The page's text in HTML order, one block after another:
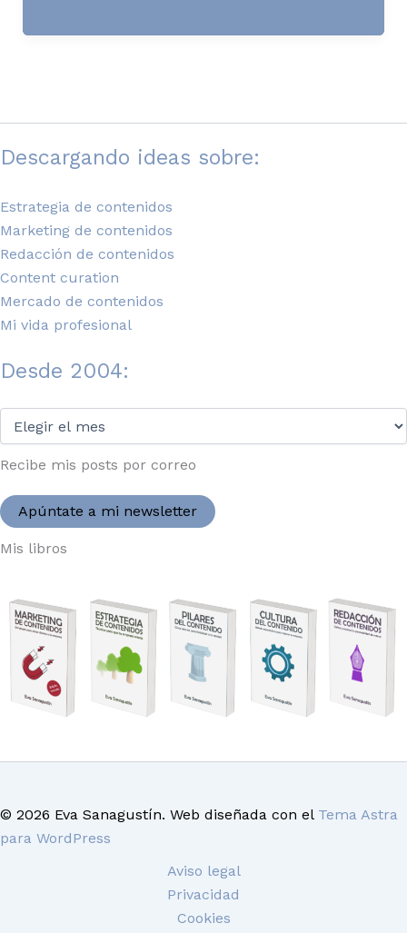
S12
Descargando ideas sobre:
Estrategia de contenidos
Marketing de contenidos
Redacción de contenidos
Content curation
Mercado de contenidos
Mi vida profesional
Desde 2004:
2004:
Recibe mis posts por correo
Apúntate a mi newsletter
Mis libros
© 2026 Eva Sanagustín. Web diseñada con el Tema Astra
para WordPress
Aviso legal
Privacidad
Cookies